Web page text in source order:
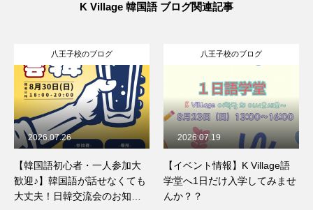
K Village 韓国語 ブログ関連記事
八王子校のブログ
【イベント情報】K Village語
学堂へ1日だけ入学してみませ
んか？？
2026.07.19
八王子校のブログ
韓国料理「ポッサム」とは？
ほっとくだけで簡単！手作り
ポッサムのレシピをご紹介☆
2026.07.18